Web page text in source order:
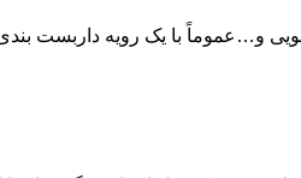
و…عموماً با یک رویه داربست